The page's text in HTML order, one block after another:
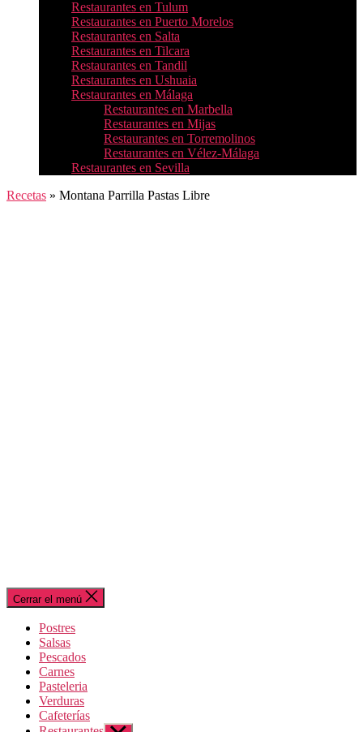
Restaurantes en Tulum
Restaurantes en Puerto Morelos
Restaurantes en Salta
Restaurantes en Tilcara
Restaurantes en Tandil
Restaurantes en Ushuaia
Restaurantes en Málaga
Restaurantes en Marbella
Restaurantes en Mijas
Restaurantes en Torremolinos
Restaurantes en Vélez-Málaga
Restaurantes en Sevilla
Recetas » Montana Parrilla Pastas Libre
Cerrar el menú
Postres
Salsas
Pescados
Carnes
Pasteleria
Verduras
Cafeterías